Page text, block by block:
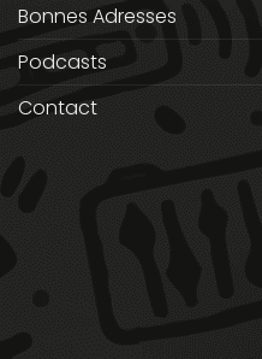
Bonnes Adresses
Podcasts
Contact